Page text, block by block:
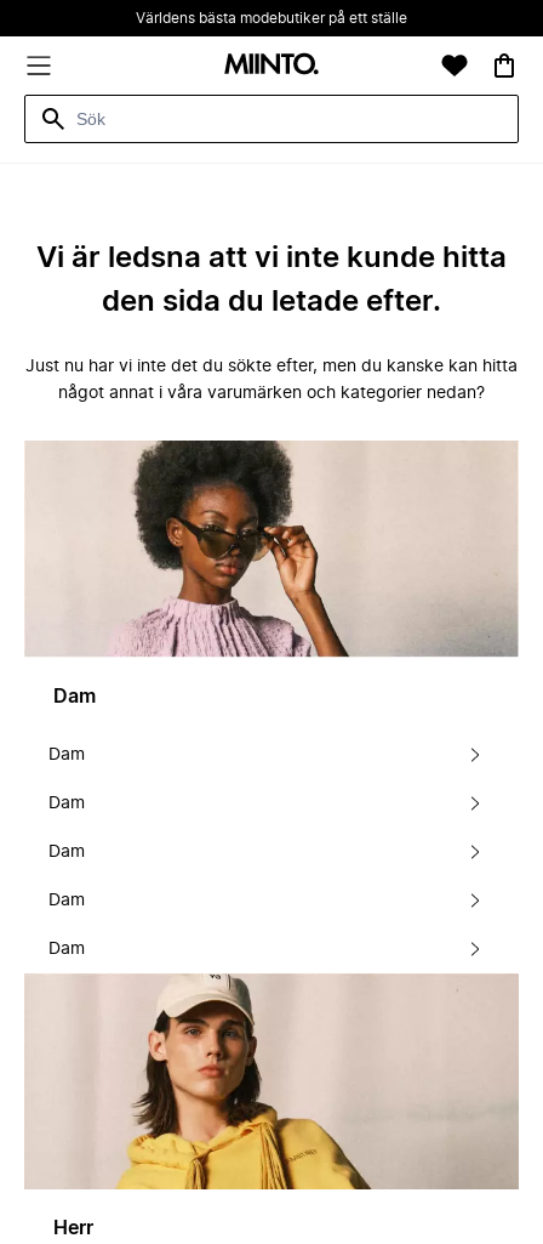
Världens bästa modebutiker på ett ställe
Vi är ledsna att vi inte kunde hitta
den sida du letade efter.
Just nu har vi inte det du sökte efter, men du kanske kan hitta
något annat i våra varumärken och kategorier nedan?
Dam
Dam
Dam
Dam
Dam
Dam
Herr